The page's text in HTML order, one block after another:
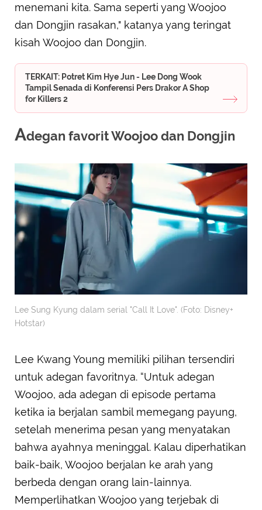
menemani kita. Sama seperti yang Woojoo
dan Dongjin rasakan," katanya yang teringat
kisah Woojoo dan Dongjin.
TERKAIT: Potret Kim Hye Jun - Lee Dong Wook
Tampil Senada di Konferensi Pers Drakor A Shop
for Killers 2
Adegan favorit Woojoo dan Dongjin
Lee Sung Kyung dalam serial "Call It Love". (Foto: Disney+
Hotstar)
Lee Kwang Young memiliki pilihan tersendiri
untuk adegan favoritnya. “Untuk adegan
Woojoo, ada adegan di episode pertama
ketika ia berjalan sambil memegang payung,
setelah menerima pesan yang menyatakan
bahwa ayahnya meninggal. Kalau diperhatikan
baik-baik, Woojoo berjalan ke arah yang
berbeda dengan orang lain-lainnya.
Memperlihatkan Woojoo yang terjebak di